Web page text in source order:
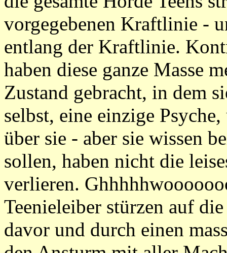
vorgegebenen Kraftlinie -
entlang der Kraftlinie.
haben diese ganze Masse
Zustand gebracht, in dem
selbst, eine einzige
über sie - aber sie wissen
sollen, haben nicht die
verlieren.
Teenieleiber stürzen auf
davor und durch einen